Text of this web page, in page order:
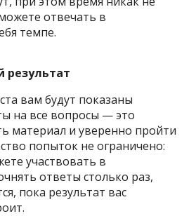
отвечать в
темпе.
результат
вам будут показаны
на все вопросы — это
материал и уверенно пройти
попыток не ограничено:
участвовать в
ответы столько раз,
пока результат вас